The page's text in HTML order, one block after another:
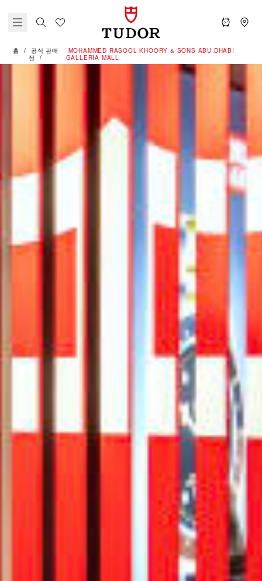
홈
공식 판매
점
‭MOHAMMED RASOOL KHOORY & SONS ABU DHABI
GALLERIA MALL‬